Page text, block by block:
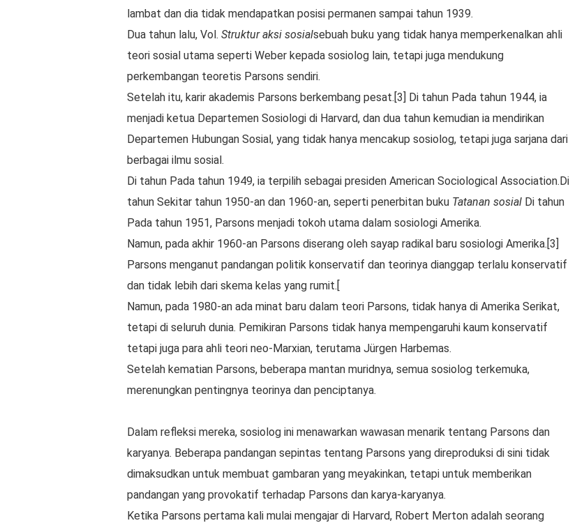
lambat dan dia tidak mendapatkan posisi permanen sampai tahun 1939.
Dua tahun lalu, Vol. Struktur aksi sosialsebuah buku yang tidak hanya memperkenalkan ahli
teori sosial utama seperti Weber kepada sosiolog lain, tetapi juga mendukung
perkembangan teoretis Parsons sendiri.
Setelah itu, karir akademis Parsons berkembang pesat.[3] Di tahun Pada tahun 1944, ia
menjadi ketua Departemen Sosiologi di Harvard, dan dua tahun kemudian ia mendirikan
Departemen Hubungan Sosial, yang tidak hanya mencakup sosiolog, tetapi juga sarjana dari
berbagai ilmu sosial.
Di tahun Pada tahun 1949, ia terpilih sebagai presiden American Sociological Association.Di
tahun Sekitar tahun 1950-an dan 1960-an, seperti penerbitan buku Tatanan sosial Di tahun
Pada tahun 1951, Parsons menjadi tokoh utama dalam sosiologi Amerika.
Namun, pada akhir 1960-an Parsons diserang oleh sayap radikal baru sosiologi Amerika.[3]
Parsons menganut pandangan politik konservatif dan teorinya dianggap terlalu konservatif
dan tidak lebih dari skema kelas yang rumit.[
Namun, pada 1980-an ada minat baru dalam teori Parsons, tidak hanya di Amerika Serikat,
tetapi di seluruh dunia. Pemikiran Parsons tidak hanya mempengaruhi kaum konservatif
tetapi juga para ahli teori neo-Marxian, terutama Jürgen Harbemas.
Setelah kematian Parsons, beberapa mantan muridnya, semua sosiolog terkemuka,
merenungkan pentingnya teorinya dan penciptanya.
Dalam refleksi mereka, sosiolog ini menawarkan wawasan menarik tentang Parsons dan
karyanya. Beberapa pandangan sepintas tentang Parsons yang direproduksi di sini tidak
dimaksudkan untuk membuat gambaran yang meyakinkan, tetapi untuk memberikan
pandangan yang provokatif terhadap Parsons dan karya-karyanya.
Ketika Parsons pertama kali mulai mengajar di Harvard, Robert Merton adalah seorang